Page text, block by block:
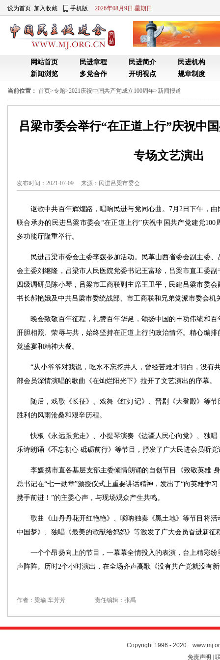
设为首页 加入收藏 手机版 2026年08月9日 星期日
网站首页 民进章程 民进简介
民进机构
新闻浏览
多党合作 开明视点 规章制度
当前位置： 首页>专题>2021庆祝中国共产党成立100周年>新闻报道
吕梁市委会举行“在正道上行”庆祝中
专场文艺演出
发布时间：2021-07-09 来源： 民进吕梁市委会
讴歌中共百年辉煌路，唱响民进与党同心曲。7月2日下午，由
联合承办的民进吕梁市委会“在正道上行”庆祝中国共产党建党
多功能厅隆重举行。
民进吕梁市委会主委李媛参加活动。民革山西省委会副主委、
会主委刘继隆，吕梁市人民医院党委书记王富珍，吕梁市直工委
四级调研员陈小琴，吕梁市工商联副主席王卫平，民建吕梁市委
书长郝艳娥及中共吕梁市委统战部、市工商联和兄弟党派市委会机
晚会致敬百年征程，礼赞百年华诞，颂扬中国的丰功伟绩和百
肝胆相照、荣辱与共，始终坚持在正道上行的政治情怀。精心编
觉盛宴和精神大餐。
“从小爷爷对我说，吃水不忘挖井人，曾经苦难才明白，没有
部会员深情演唱的歌曲《在灿烂阳光下》拉开了文艺演出的序幕。
随后，戏歌《长征》、戏舞《红灯记》、晋剧《大登殿》等节
胜利的风雨沧桑和艰辛历程。
快板《永远跟党走》、小提琴演奏《边疆人民心向党》、独唱
乐诗朗诵《不忘初心 砥砺前行》等节目，抒发了广大民进会员听
李媛携市直各基层支部主委倾情朗诵的自创节目《致敬英雄 身
总书记在“七一勋章”颁授仪式上重要讲话精神，发出了“向英雄学
携手前进！”的主委心声，与现场观众产生共鸣。
歌曲《山丹丹花开红艳艳》、唢呐独奏《黑土地》等节目将活
中国梦》、独唱《最美的歌献给妈妈》等激发了广大会员奋进新征
一个个昂扬向上的节目，一幕幕全情投入的表演，台上精彩纷
声阵阵。历时2个小时演出，在全场齐声高歌《没有共产党就没有
作者：梁瑜 车芳芳 责任编辑：张禹
Copyright 1996 - 2020
免责声明 |